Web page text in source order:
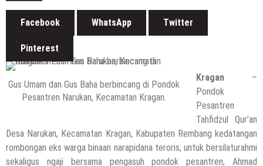
Masih Buka Atau Tutup ?? Nasib Dapur
SPPG Mondoteko 3, Usai Dugaan
6 Agustus 2026 by
Temuan Jenazah Bayi Di Bawah Almari,
Aparat Polres Rembang Gerak Cepat
Facebook WhatsApp Twitter
Pinterest
Gus Umam dan Gus Baha berbincang di Pondok
Pesantren Narukan, Kecamatan Kragan.
Kragan –
Pondok
Pesantren
Tahfidzul Qur’an
Desa Narukan, Kecamatan Kragan, Kabupaten Rembang kedatangan
rombongan eks warga binaan narapidana teroris, untuk bersilaturahmi
sekaligus ngaji bersama pengasuh pondok pesantren, Ahmad